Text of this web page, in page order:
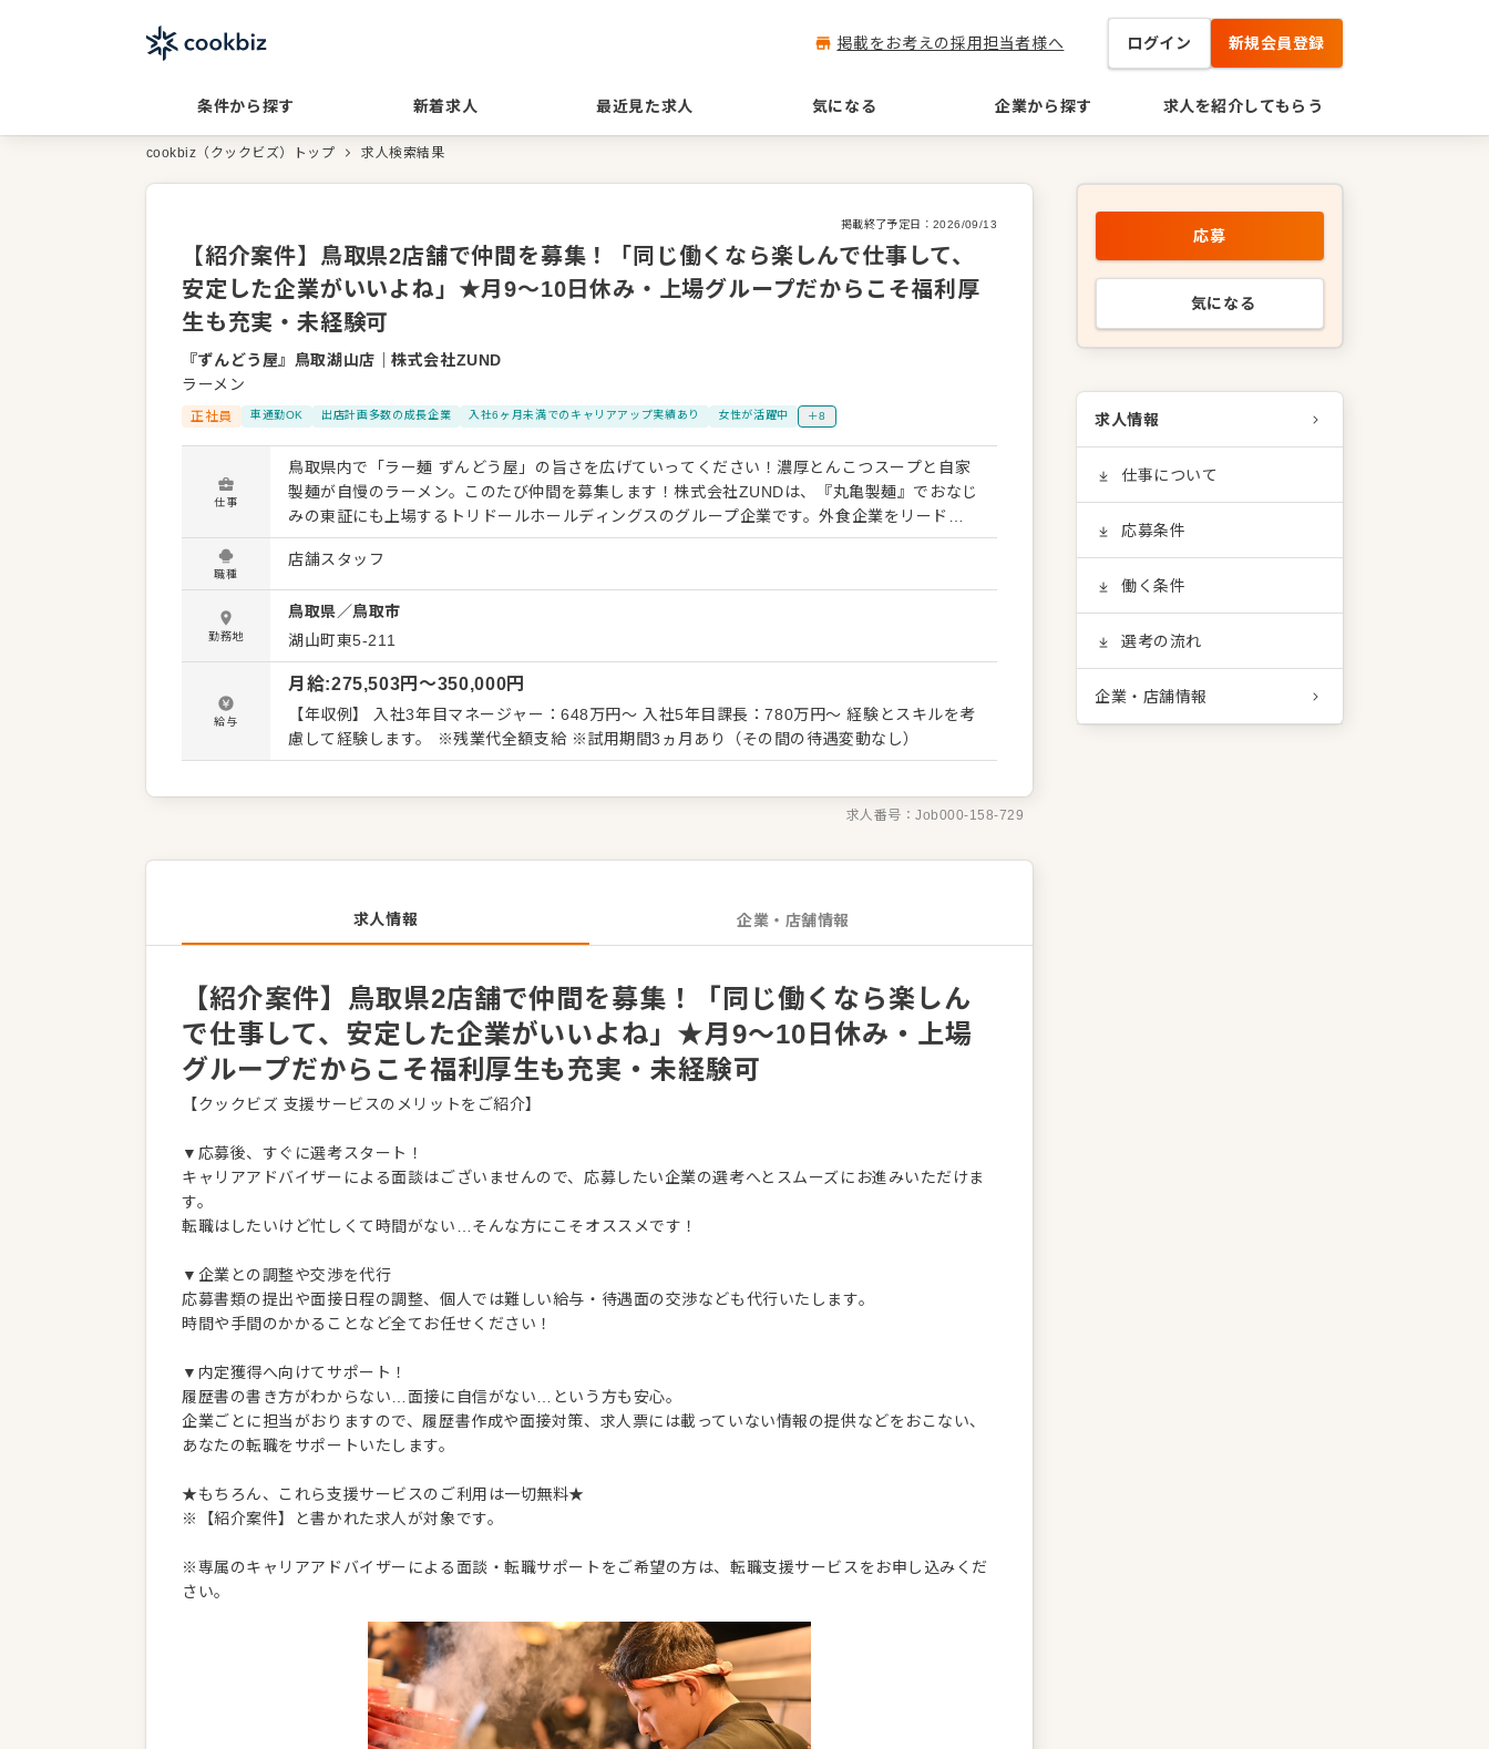
掲載をお考えの採用担当者様へ ログイン 新規会員登録
条件から探す 新着求人 最近見た求人 気になる 企業から探す 求人を紹介してもらう
cookbiz（クックビズ）トップ 求人検索結果
掲載終了予定日： 2026/09/13
【紹介案件】鳥取県2店舗で仲間を募集！「同じ働くなら楽しんで仕事して、
安定した企業がいいよね」★月9～10日休み・上場グループだからこそ福利厚
生も充実・未経験可
『ずんどう屋』鳥取湖山店 ｜株式会社ZUND
ラーメン
正社員 車通勤OK 出店計画多数の成長企業 入社6ヶ月未満でのキャリアアップ実績あり 女性が活躍中 ＋8
仕事
鳥取県内で「ラー麺 ずんどう屋」の旨さを広げていってください！濃厚とんこつスープと自家
製麺が自慢のラーメン。このたび仲間を募集します！株式会社ZUNDは、『丸亀製麺』でおなじ
みの東証にも上場するトリドールホールディングスのグループ企業です。外食企業をリードす
る企業が母体ですので、確固たる経営基盤のもと安定して長く活躍できますよ。飲食経験があ
れば早くて3カ月で店長になる方もいます。 →→入社後の流れ→→ いきなり店頭に立つのでは
なく、入社後1～2日は、模擬厨房が併設される店舗でラーメンを実際に作るトレーニングを行
います。慣れてから実際の店に入るので安心です。平均年齢33歳。20代の店長やマネージャー
もいて、距離が近い分、相談しやすいという声も多数。面倒見のいい先輩が多く「とにかく仕
事は楽しくするに限る」面々ばかりです。 【具体的には…】 ・お席へのご案内、オーダーテイ
ク、レジ対応など接客全般 ・ドリンク作り、提供 ・予約管理、電話対応 ・仕込みから盛り付け
までの調理業務 ・食材の仕入れや在庫管理 ・アルバイトスタッフの教育 など 入社後はスキル
に合わせた業務からお任せしますので、徐々に仕事の幅を広げていきましょう。先輩スタッフ
があなたの成長をサポートしますので安心してスタートできる環境です。 ゆくゆくは、ステッ
職種
店舗スタッフ
勤務地
鳥取県／鳥取市
湖山町東5-211
給与
月給:275,503円〜350,000円
【年収例】 入社3年目マネージャー：648万円～ 入社5年目課長：780万円～ 経験とスキルを考
慮して経験します。 ※残業代全額支給 ※試用期間3ヵ月あり（その間の待遇変動なし）
求人番号：Job000-158-729
求人情報 企業・店舗情報
【紹介案件】鳥取県2店舗で仲間を募集！「同じ働くなら楽しん
で仕事して、安定した企業がいいよね」★月9～10日休み・上場
グループだからこそ福利厚生も充実・未経験可
【クックビズ 支援サービスのメリットをご紹介】
▼応募後、すぐに選考スタート！
キャリアアドバイザーによる面談はございませんので、応募したい企業の選考へとスムーズにお進みいただけま
す。
転職はしたいけど忙しくて時間がない…そんな方にこそオススメです！
▼企業との調整や交渉を代行
応募書類の提出や面接日程の調整、個人では難しい給与・待遇面の交渉なども代行いたします。
時間や手間のかかることなど全てお任せください！
▼内定獲得へ向けてサポート！
履歴書の書き方がわからない…面接に自信がない…という方も安心。
企業ごとに担当がおりますので、履歴書作成や面接対策、求人票には載っていない情報の提供などをおこない、
あなたの転職をサポートいたします。
★もちろん、これら支援サービスのご利用は一切無料★
※【紹介案件】と書かれた求人が対象です。
※専属のキャリアアドバイザーによる面談・転職サポートをご希望の方は、転職支援サービスをお申し込みくだ
さい。
応募
気になる
求人情報
仕事について
応募条件
働く条件
選考の流れ
企業・店舗情報